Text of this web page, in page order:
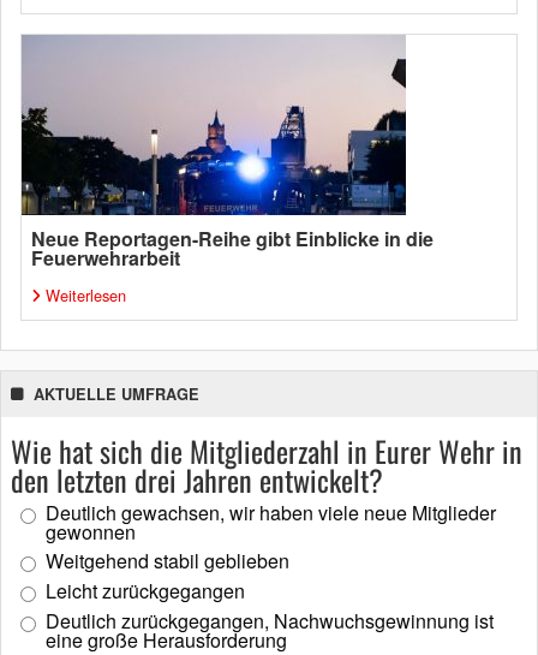
Neue Reportagen-Reihe gibt Einblicke in die
Feuerwehrarbeit
Weiterlesen
AKTUELLE UMFRAGE
Wie hat sich die Mitgliederzahl in Eurer Wehr in
den letzten drei Jahren entwickelt?
Deutlich gewachsen, wir haben viele neue Mitglieder
gewonnen
Weitgehend stabil geblieben
Leicht zurückgegangen
Deutlich zurückgegangen, Nachwuchsgewinnung ist
eine große Herausforderung